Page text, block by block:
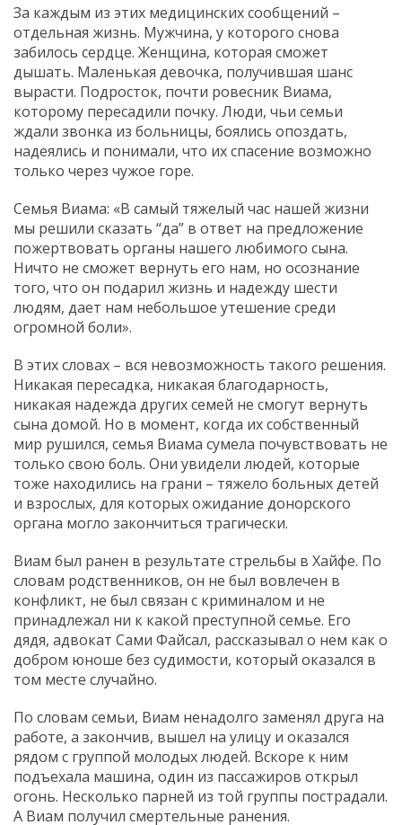
За каждым из этих медицинских сообщений –
отдельная жизнь. Мужчина, у которого снова
забилось сердце. Женщина, которая сможет
дышать. Маленькая девочка, получившая шанс
вырасти. Подросток, почти ровесник Виама,
которому пересадили почку. Люди, чьи семьи
ждали звонка из больницы, боялись опоздать,
надеялись и понимали, что их спасение возможно
только через чужое горе.
Семья Виама: «В самый тяжелый час нашей жизни
мы решили сказать “да” в ответ на предложение
пожертвовать органы нашего любимого сына.
Ничто не сможет вернуть его нам, но осознание
того, что он подарил жизнь и надежду шести
людям, дает нам небольшое утешение среди
огромной боли».
В этих словах – вся невозможность такого решения.
Никакая пересадка, никакая благодарность,
никакая надежда других семей не смогут вернуть
сына домой. Но в момент, когда их собственный
мир рушился, семья Виама сумела почувствовать не
только свою боль. Они увидели людей, которые
тоже находились на грани – тяжело больных детей
и взрослых, для которых ожидание донорского
органа могло закончиться трагически.
Виам был ранен в результате стрельбы в Хайфе. По
словам родственников, он не был вовлечен в
конфликт, не был связан с криминалом и не
принадлежал ни к какой преступной семье. Его
дядя, адвокат Сами Файсал, рассказывал о нем как о
добром юноше без судимости, который оказался в
том месте случайно.
По словам семьи, Виам ненадолго заменял друга на
работе, а закончив, вышел на улицу и оказался
рядом с группой молодых людей. Вскоре к ним
подъехала машина, один из пассажиров открыл
огонь. Несколько парней из той группы пострадали.
А Виам получил смертельные ранения.